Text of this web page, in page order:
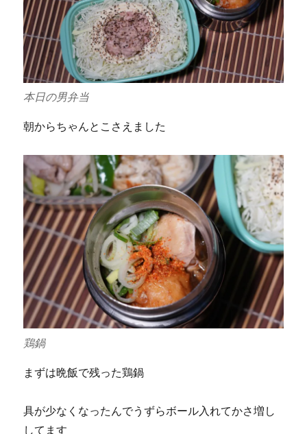
本日の男弁当
朝からちゃんとこさえました
鶏鍋
まずは晩飯で残った鶏鍋
具が少なくなったんでうずらボール入れてかさ増し
してます